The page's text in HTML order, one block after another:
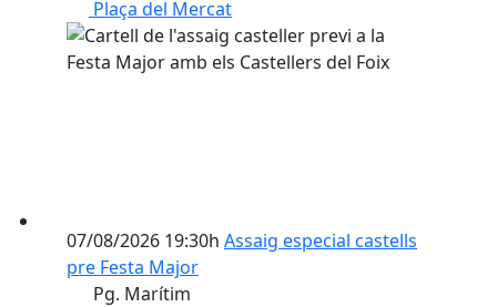
Plaça del Mercat
07/08/2026 19:30h Assaig especial castells
pre Festa Major
Pg. Marítim